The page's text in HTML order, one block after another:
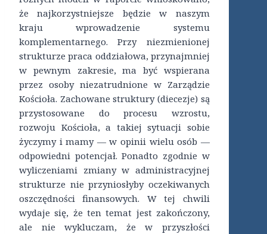
że najkorzystniejsze będzie w naszym
kraju wprowadzenie systemu
komplementarnego. Przy niezmienionej
strukturze praca oddziałowa, przynajmniej
w pewnym zakresie, ma być wspierana
przez osoby niezatrudnione w Zarządzie
Kościoła. Zachowane struktury (diecezje) są
przystosowane do procesu wzrostu,
rozwoju Kościoła, a takiej sytuacji sobie
życzymy i mamy — w opinii wielu osób —
odpowiedni potencjał. Ponadto zgodnie w
wyliczeniami zmiany w administracyjnej
strukturze nie przyniosłyby oczekiwanych
oszczędności finansowych. W tej chwili
wydaje się, że ten temat jest zakończony,
ale nie wykluczam, że w przyszłości